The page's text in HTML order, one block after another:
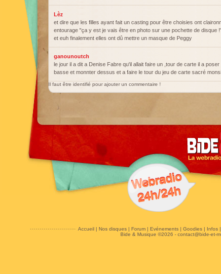
Lèz
et dire que les filles ayant fait un casting pour être choisies ont
entourage "ça y est je vais être en photo sur une pochette de disque
et euh finalement elles ont dû mettre un masque de Peggy
ganounoutch
le jour il a dit a Denise Fabre qu'il allait faire un ,tour de carte il a
basse et monnter dessus et a faire le tour du jeu de carte sacré
Il faut être identifié pour ajouter un commentaire !
Accueil| Nos disques| Forum| Evénements| Goodies| Infos
Bide & Musique ©2026 - contact@bide-et-